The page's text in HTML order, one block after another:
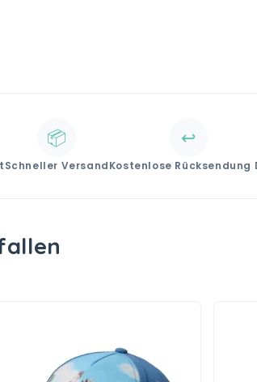
📦
Schneller Versand
↩️
Kostenlose Rücksendung